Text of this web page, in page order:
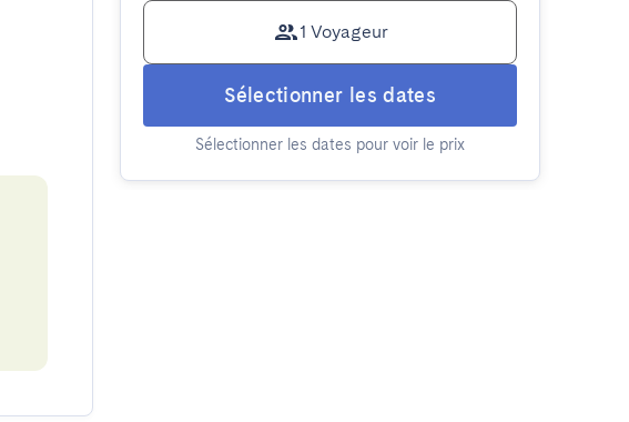
1 Voyageur
Sélectionner les dates
Sélectionner les dates pour voir le prix